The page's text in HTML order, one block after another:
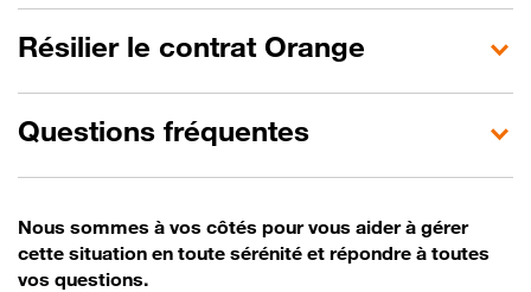
Résilier le contrat Orange
Questions fréquentes
Nous sommes à vos côtés pour vous aider à gérer
cette situation en toute sérénité et répondre à toutes
vos questions.